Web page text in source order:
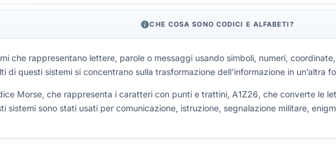
CHE COSA SONO CODICI E ALFABETI?
che rappresentano lettere, parole o messaggi usando simboli, numeri,
di questi sistemi si concentrano sulla trasformazione dell’informazione in un’altra
Morse, che rappresenta i caratteri con punti e trattini, A1Z26, che converte le
sistemi sono stati usati per comunicazione, istruzione, segnalazione militare,